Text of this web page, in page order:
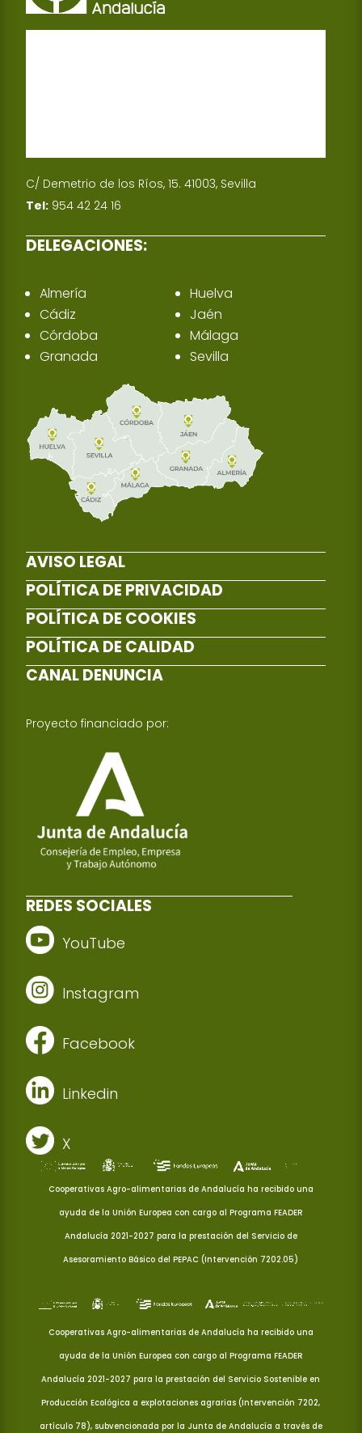
C/ Demetrio de los Ríos, 15. 41003, Sevilla
Tel: 954 42 24 16
DELEGACIONES:
Almería
Cádiz
Córdoba
Granada
Huelva
Jaén
Málaga
Sevilla
AVISO LEGAL
POLÍTICA DE PRIVACIDAD
POLÍTICA DE COOKIES
POLÍTICA DE CALIDAD
CANAL DENUNCIA
Proyecto financiado por:
REDES SOCIALES
YouTube
Instagram
Facebook
Linkedin
X
Cooperativas Agro-alimentarias de Andalucía ha recibido una
ayuda de la Unión Europea con cargo al Programa FEADER
Andalucía 2021-2027 para la prestación del Servicio de
Asesoramiento Básico del PEPAC (Intervención 7202.05)
Cooperativas Agro-alimentarias de Andalucía ha recibido una
ayuda de la Unión Europea con cargo al Programa FEADER
Andalucía 2021-2027 para la prestación del Servicio Sostenible en
Producción Ecológica a explotaciones agrarias (Intervención 7202,
artículo 78), subvencionada por la Junta de Andalucía a través de